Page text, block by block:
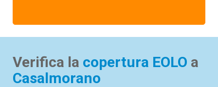
Verifica la copertura EOLO a
Casalmorano